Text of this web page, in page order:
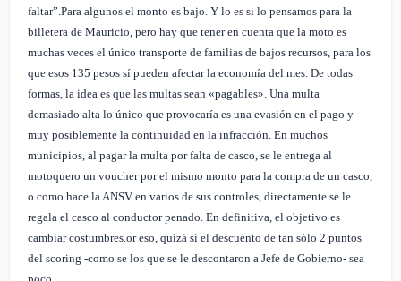
faltar”.Para algunos el monto es bajo. Y lo es si lo pensamos para la
billetera de Mauricio, pero hay que tener en cuenta que la moto es
muchas veces el único transporte de familias de bajos recursos, para los
que esos 135 pesos sí pueden afectar la economía del mes. De todas
formas, la idea es que las multas sean «pagables».Una multa
demasiado alta lo único que provocaría es una evasión en el pago y
muy posiblemente la continuidad en la infracción. En muchos
municipios, al pagar la multa por falta de casco, se le entrega al
motoquero un voucher por el mismo monto para la compra de un casco,
o como hace la ANSV en varios de sus controles, directamente se le
regala el casco al conductor penado. En definitiva, el objetivo es
cambiar costumbres.or eso, quizá sí el descuento de tan sólo 2 puntos
del scoring -como se los que se le descontaron a Jefe de Gobierno- sea